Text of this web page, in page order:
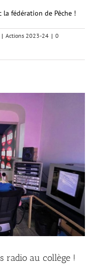
fédération de Pêche !
| Actions 2023-24 | 0
radio au collège !